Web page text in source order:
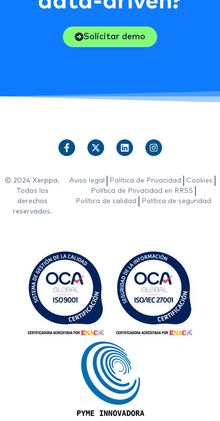
Solicitar demo
© 2024 Xerppa.
Todos los
derechos
reservados.
Aviso legal Política de Privacidad
Cookies
Política de Privacidad en RRSS
Política de calidad
Política de seguridad